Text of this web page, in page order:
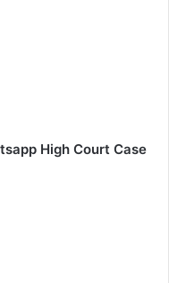
High Court Case